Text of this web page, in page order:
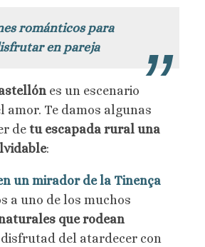
románticos para
en pareja
es un escenario
amor. Te damos algunas
de tu escapada rural una
:
un mirador de la Tinença
a uno de los muchos
que rodean
del atardecer con